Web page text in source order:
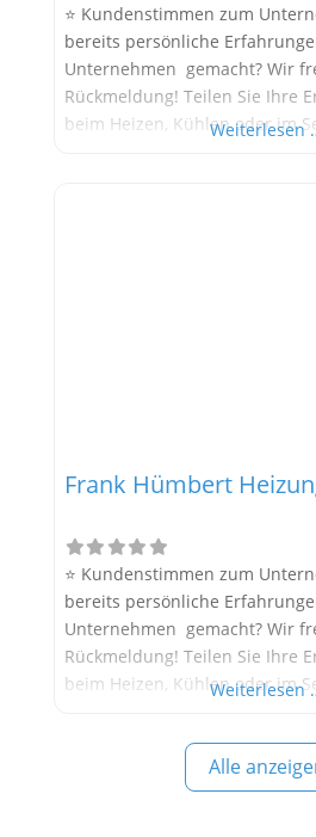
⭐ Kundenstimmen zum
bereits persönliche
Unternehmen gemacht? Wir
Rückmeldung! Teilen Sie Ihre
beim Heizen, Kühlen oder im
Weiterlesen
Frank Hümbert
⭐ Kundenstimmen zum
bereits persönliche
Unternehmen gemacht? Wir
Rückmeldung! Teilen Sie Ihre
beim Heizen, Kühlen oder im
helfen anderen Interessenten
Anbieterauswahl. Sollten Sie
Meinung äußern, so geben Sie
Weiterlesen
Alle